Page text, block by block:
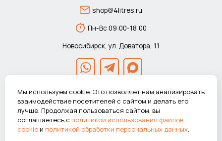
shop@4litres.ru
Пн-Вс 09:00-18:00
Новосибирск, ул. Доватора, 11
© 2026 Автомагазин 4литра.рф Все права защищены.
ВНИМАНИЕ! Указанные цены действуют только при покупке в
Мы используем cookie. Это позволяет нам анализировать
взаимодействие посетителей с сайтом и делать его
лучше. Продолжая пользоваться сайтом, вы
соглашаетесь с политикой использования файлов
cookieи политикой обработки персональных данных.